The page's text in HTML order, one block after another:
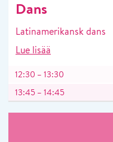
Dans
Latinamerikansk dans
Lue lisää
12:30 – 13:30
13:45 – 14:45